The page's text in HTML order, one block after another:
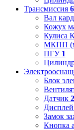
Трансмиссия 6
Вал
Кожух
Кулиса
МКПП
ПГУ 1
Блок
Датчик 2
Замок
Кнопка